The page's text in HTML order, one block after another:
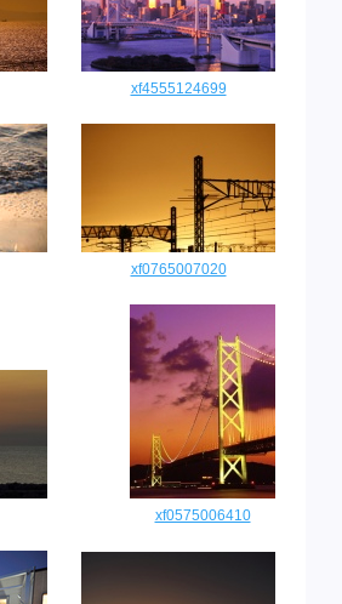
xf4555124699
xf0765007020
xf0575006410